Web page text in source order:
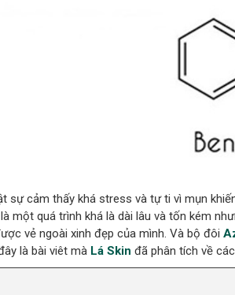
sự cảm thấy khá stress và tự ti vì mụn
một quá trình khá là dài lâu và tốn kém
vẻ ngoài xinh đẹp của mình. Và bộ đôi
là bài viêt mà Lá Skin đã phân tích về